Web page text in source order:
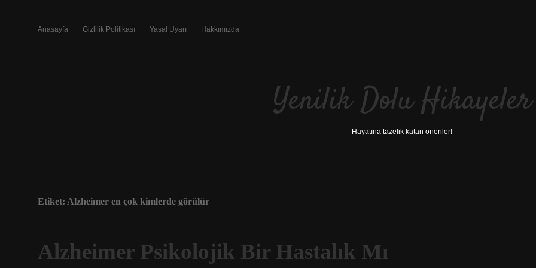
Anasayfa Gizlilik Politikası Yasal Uyarı Hakkımızda
Yenilik Dolu Hikayeler
Hayatına tazelik katan öneriler!
Etiket: Alzheimer en çok kimlerde görülür
Alzheimer Psikolojik Bir Hastalık Mı